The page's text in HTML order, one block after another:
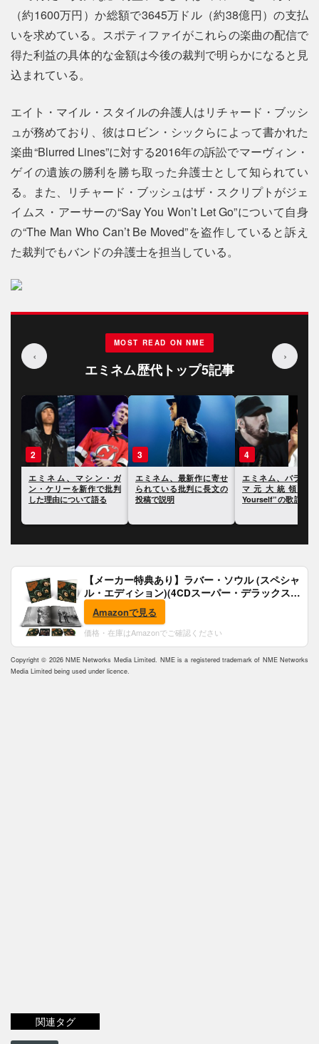
（約1600万円）か総額で3645万ドル（約38億円）の支払
いを求めている。スポティファイがこれらの楽曲の配信で
得た利益の具体的な金額は今後の裁判で明らかになると見
込まれている。
エイト・マイル・スタイルの弁護人はリチャード・ブッシ
ュが務めており、彼はロビン・シックらによって書かれた
楽曲“Blurred Lines”に対する2016年の訴訟でマーヴィン・
ゲイの遺族の勝利を勝ち取った弁護士として知られてい
る。また、リチャード・ブッシュはザ・スクリプトがジェ
イムス・アーサーの“Say You Won’t Let Go”について自身
の“The Man Who Can’t Be Moved”を盗作していると訴え
た裁判でもバンドの弁護士を担当している。
‹
MOST READ ON NME
エミネム歴代トップ5記事
›
3
エミネム、最新作に寄せ
られている批判に長文の
投稿で説明
4
エミネム、バラク・オバ
マ元大統領が“Lose
Yourself”の歌詞を読み上
5
エミネム、「silver
を踏める言葉はな
う説に挑戦
【メーカー特典あり】ラバー・ソウル (スペシャ
ル・エディション)(4CDスーパー・デラックス)
(完全生産限定盤)(SHM-CD)(特典:B2ポスター付)
Amazonで見る
価格・在庫はAmazonでご確認ください
Copyright © 2026 NME Networks Media Limited. NME is a registered trademark of NME Networks
Media Limited being used under licence.
関連タグ